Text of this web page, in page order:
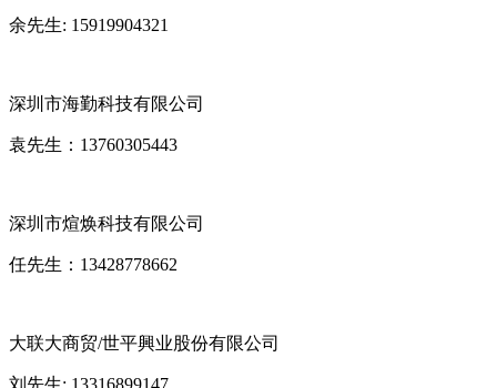
余先生: 15919904321
深圳市海勤科技有限公司
袁先生：13760305443
深圳市煊焕科技有限公司
任先生：13428778662
大联大商贸/世平興业股份有限公司